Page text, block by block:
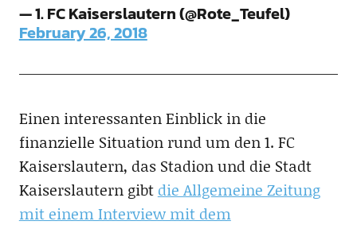
— 1. FC Kaiserslautern (@Rote_Teufel)
February 26, 2018
Einen interessanten Einblick in die
finanzielle Situation rund um den 1. FC
Kaiserslautern, das Stadion und die Stadt
Kaiserslautern gibt die Allgemeine Zeitung
mit einem Interview mit dem